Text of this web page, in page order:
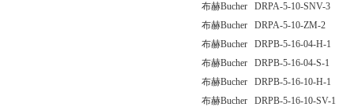
布赫Bucher DRPA-5-10-SNV-3
布赫Bucher DRPA-5-10-ZM-2
布赫Bucher DRPB-5-16-04-H-1
布赫Bucher DRPB-5-16-04-S-1
布赫Bucher DRPB-5-16-10-H-1
布赫Bucher DRPB-5-16-10-SV-1